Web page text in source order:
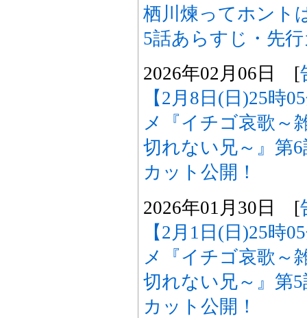
栖川煉ってホント
5話あらすじ・先
2026年02月06日 [
【2月8日(日)25時
メ『イチゴ哀歌～
切れない兄～』第
カット公開！
2026年01月30日 [
【2月1日(日)25時
メ『イチゴ哀歌～
切れない兄～』第
カット公開！